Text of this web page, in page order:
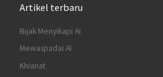
Artikel terbaru
Bijak Menyikapi AI
Mewaspadai AI
Khianat